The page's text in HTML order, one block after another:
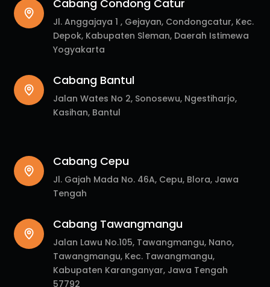
Cabang Condong Catur
Jl. Anggajaya 1 , Gejayan, Condongcatur, Kec.
Depok, Kabupaten Sleman, Daerah Istimewa
Yogyakarta
Cabang Bantul
Jalan Wates No 2, Sonosewu, Ngestiharjo,
Kasihan, Bantul
Cabang Cepu
Jl. Gajah Mada No. 46A, Cepu, Blora, Jawa
Tengah
Cabang Tawangmangu
Jalan Lawu No.105, Tawangmangu, Nano,
Tawangmangu, Kec. Tawangmangu,
Kabupaten Karanganyar, Jawa Tengah
57792